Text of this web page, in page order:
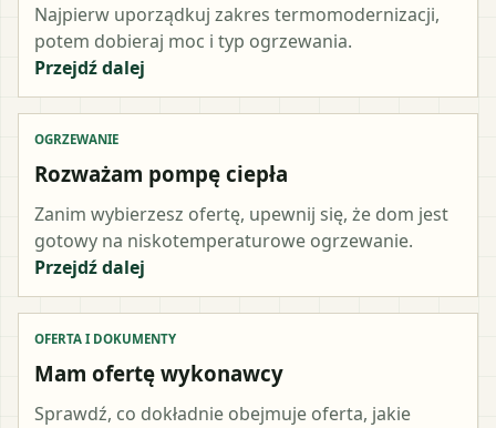
Najpierw uporządkuj zakres termomodernizacji,
potem dobieraj moc i typ ogrzewania.
Przejdź dalej
OGRZEWANIE
Rozważam pompę ciepła
Zanim wybierzesz ofertę, upewnij się, że dom jest
gotowy na niskotemperaturowe ogrzewanie.
Przejdź dalej
OFERTA I DOKUMENTY
Mam ofertę wykonawcy
Sprawdź, co dokładnie obejmuje oferta, jakie